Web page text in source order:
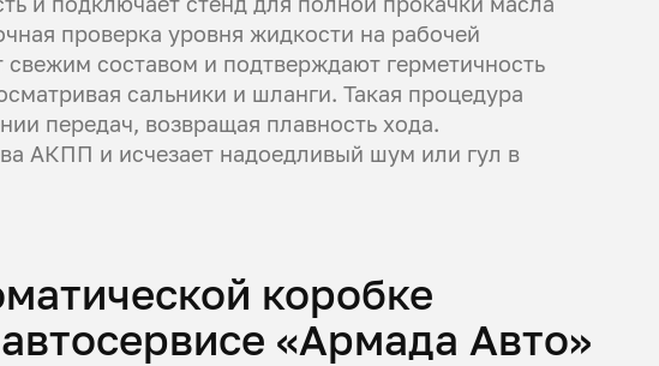
проверка уровня жидкости на рабочей
составом и подтверждают герметичность
сальники и шланги. Такая процедура
передач, возвращая плавность хода.
АКПП и исчезает надоедливый шум или гул в
коробке
«Армада Авто»